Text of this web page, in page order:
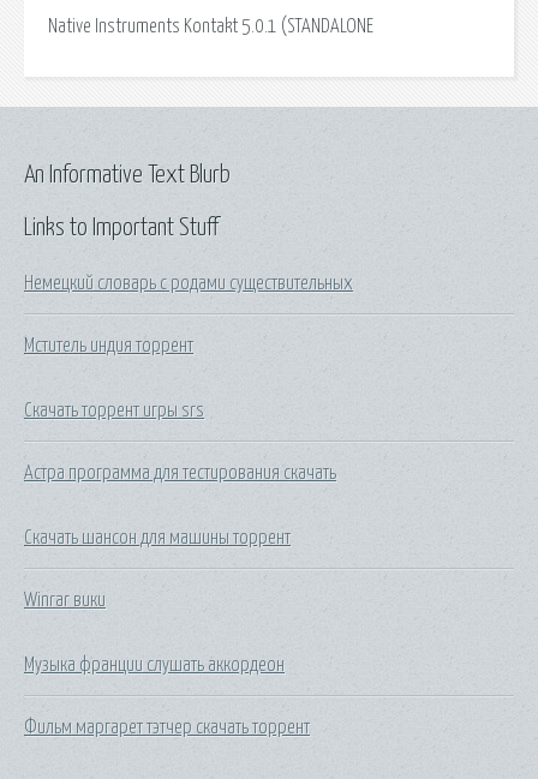
Native Instruments Kontakt 5.0.1 (STANDALONE
Links to Important Stuff
Немецкий словарь с родами существительных
Мститель индия торрент
Скачать торрент игры srs
Астра программа для тестирования скачать
Скачать шансон для машины торрент
Winrar вики
Музыка франции слушать аккордеон
Фильм маргарет тэтчер скачать торрент
An Informative Text Blurb